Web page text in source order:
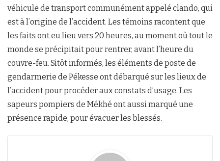
véhicule de transport communément appelé clando, qui
est à l’origine de l’accident. Les témoins racontent que
les faits ont eu lieu vers 20 heures, au moment où tout le
monde se précipitait pour rentrer, avant l’heure du
couvre-feu. Sitôt informés, les éléments de poste de
gendarmerie de Pékesse ont débarqué sur les lieux de
l’accident pour procéder aux constats d’usage. Les
sapeurs pompiers de Mékhé ont aussi marqué une
présence rapide, pour évacuer les blessés.